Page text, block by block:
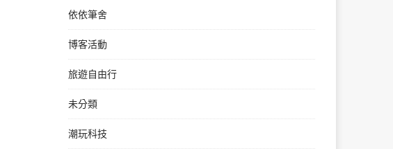
依依筆舍
博客活動
旅遊自由行
未分類
潮玩科技